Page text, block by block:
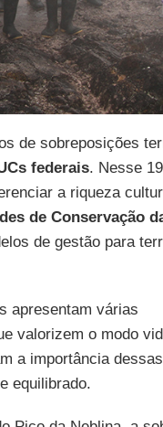
de sobreposições
federais. Nesse
a riqueza
de Conservação
de gestão para
apresentam várias
valorizem o modo
a importância dessas
equilibrado.